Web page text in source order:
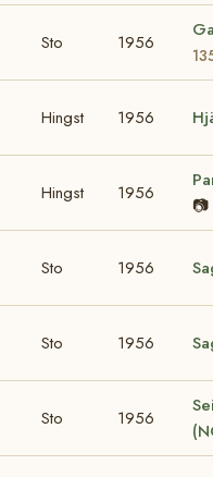
Sto 1956
Hingst 1956
Hingst 1956
📷
Sto 1956
Sto 1956
Sto 1956